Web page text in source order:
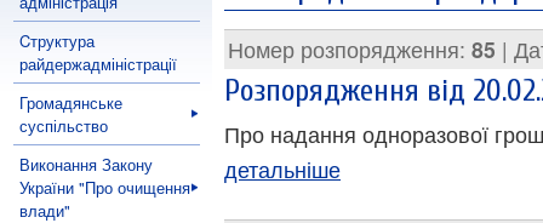
Cтруктура
райдержадміністрації
Громадянське
суспільство
Виконання Закону
України "Про очищення
влади"
Номер розпорядження: 85 |
Розпорядження від
Про надання одноразової
детальніше